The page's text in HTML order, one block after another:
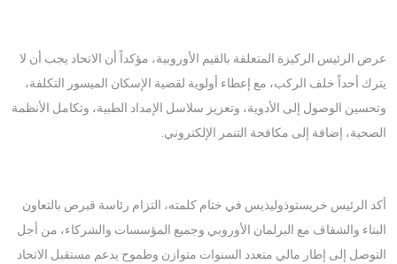
عرض الرئيس الركيزة المتعلقة بالقيم الأوروبية، مؤكداً أن الاتحاد يجب أن لا
يترك أحداً خلف الركب، مع إعطاء أولوية لقضية الإسكان الميسور التكلفة،
وتحسين الوصول إلى الأدوية، وتعزيز سلاسل الإمداد الطبية، وتكامل الأنظمة
الصحية، إضافة إلى مكافحة التنمر الإلكتروني.
أكد الرئيس خريستوذوليذيس في ختام كلمته، التزام رئاسة قبرص بالتعاون
البناء والشفاف مع البرلمان الأوروبي وجميع المؤسسات والشركاء، من أجل
التوصل إلى إطار مالي متعدد السنوات متوازن وطموح يدعم مستقبل الاتحاد